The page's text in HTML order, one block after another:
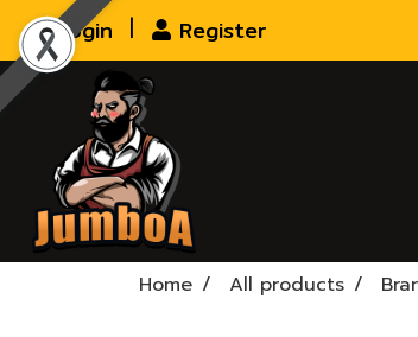
Login Register
Home All products